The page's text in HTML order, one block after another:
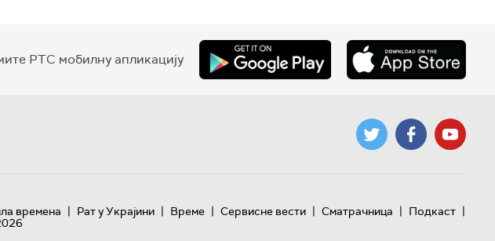
РТС мобилну апликацију
времена | Рат у Украјини | Време | Сервисне вести | Сматрачница | Подкаст |